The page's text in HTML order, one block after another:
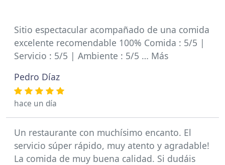
Sitio espectacular acompañado de una comida
excelente recomendable 100% Comida : 5/5 |
Servicio : 5/5 | Ambiente : 5/5 … Más
Pedro Díaz
hace un día
Un restaurante con muchísimo encanto. El
servicio súper rápido, muy atento y agradable!
La comida de muy buena calidad. Si dudáis